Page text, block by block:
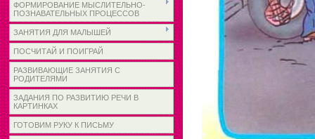
ФОРМИРОВАНИЕ МЫСЛИТЕЛЬНО-
ПОЗНАВАТЕЛЬНЫХ ПРОЦЕССОВ
ЗАНЯТИЯ ДЛЯ МАЛЫШЕЙ
ПОСЧИТАЙ И ПОИГРАЙ
РАЗВИВАЮЩИЕ ЗАНЯТИЯ С
РОДИТЕЛЯМИ
ЗАДАНИЯ ПО РАЗВИТИЮ РЕЧИ В
КАРТИНКАХ
ГОТОВИМ РУКУ К ПИСЬМУ